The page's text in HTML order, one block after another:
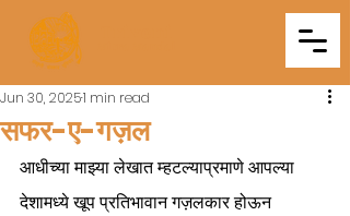
सफर-ए-गज़ल
Jun 30, 20251 min read
आधीच्या माझ्या लेखात म्हटल्याप्रमाणे आपल्या
देशामध्ये खूप प्रतिभावान गज़लकार होऊन